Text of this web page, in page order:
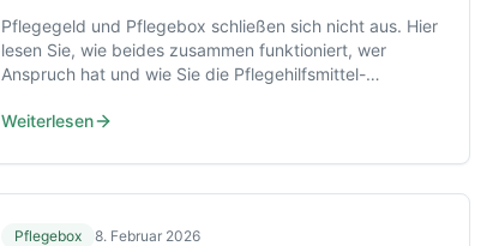
Pflegegeld und Pflegebox schließen sich nicht aus. Hier
lesen Sie, wie beides zusammen funktioniert, wer
Anspruch hat und wie Sie die Pflegehilfsmittel-
Weiterlesen
Pflegebox 8. Februar 2026